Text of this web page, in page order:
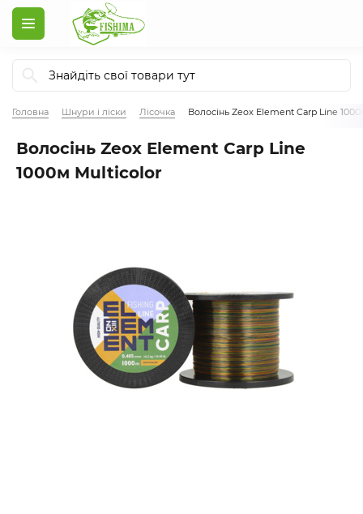
Головна Шнури і ліски Лісочка Волосінь Zeox Element Carp Line
Волосінь Zeox Element Carp Line
1000м Multicolor